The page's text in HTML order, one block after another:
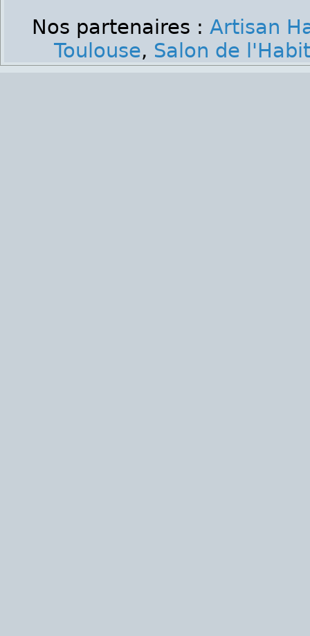
Nos partenaires : Artisan
Toulouse, Salon de